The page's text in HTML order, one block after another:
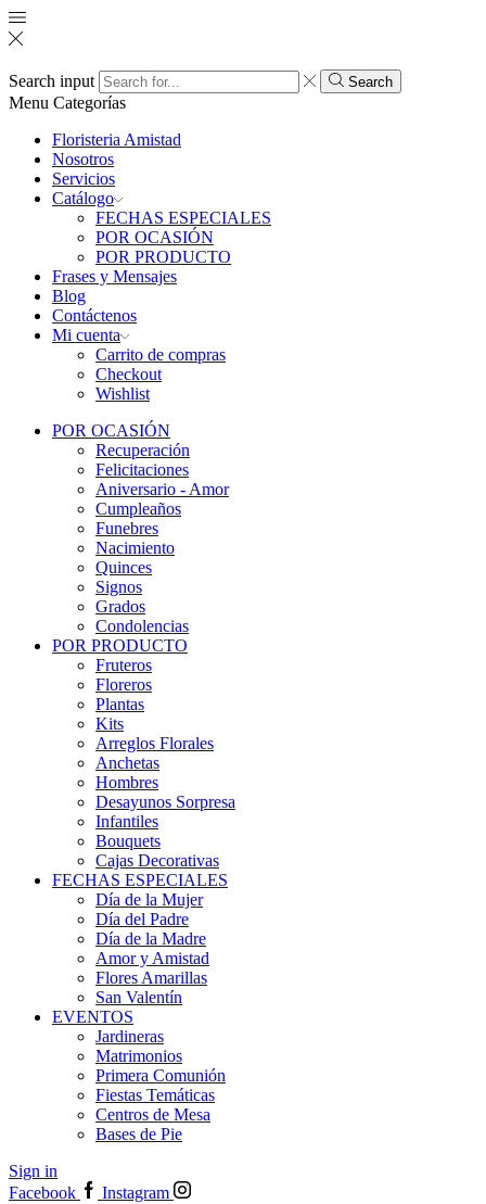
Search input Search
Menu Categorías
Floristeria Amistad
Nosotros
Servicios
Catálogo
FECHAS ESPECIALES
POR OCASIÓN
POR PRODUCTO
Frases y Mensajes
Blog
Contáctenos
Mi cuenta
Carrito de compras
Checkout
Wishlist
POR OCASIÓN
Recuperación
Felicitaciones
Aniversario - Amor
Cumpleaños
Funebres
Nacimiento
Quinces
Signos
Grados
Condolencias
POR PRODUCTO
Fruteros
Floreros
Plantas
Kits
Arreglos Florales
Anchetas
Hombres
Desayunos Sorpresa
Infantiles
Bouquets
Cajas Decorativas
FECHAS ESPECIALES
Día de la Mujer
Día del Padre
Día de la Madre
Amor y Amistad
Flores Amarillas
San Valentín
EVENTOS
Jardineras
Matrimonios
Primera Comunión
Fiestas Temáticas
Centros de Mesa
Bases de Pie
Sign in
Facebook
Instagram